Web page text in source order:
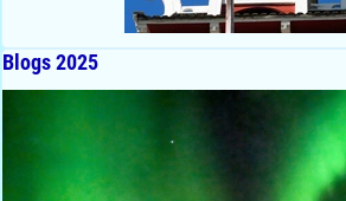
Blogs 2025